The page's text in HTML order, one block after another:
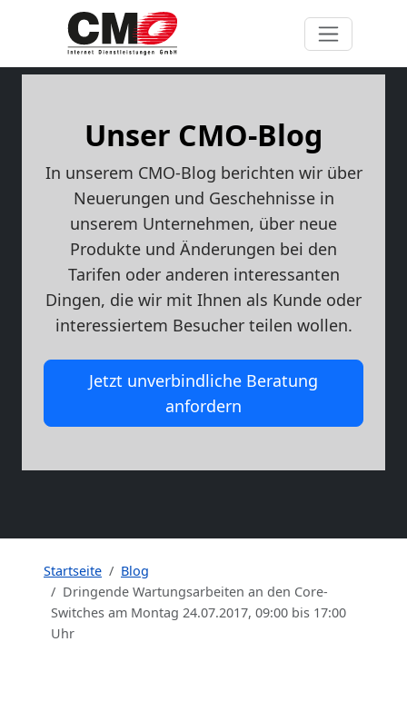
Unser CMO-Blog
In unserem CMO-Blog berichten wir über
Neuerungen und Geschehnisse in
unserem Unternehmen, über neue
Produkte und Änderungen bei den
Tarifen oder anderen interessanten
Dingen, die wir mit Ihnen als Kunde oder
interessiertem Besucher teilen wollen.
Jetzt unverbindliche Beratung
anfordern
Startseite
Blog
Dringende Wartungsarbeiten an den Core-
Switches am Montag 24.07.2017, 09:00 bis 17:00
Uhr